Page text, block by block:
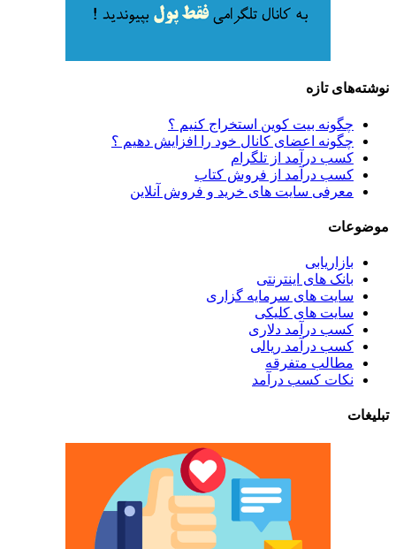
نوشته‌های تازه
چگونه بیت کوین استخراج کنیم ؟
چگونه اعضای کانال خود را افزایش دهیم ؟
کسب درآمد از تلگرام
کسب درآمد از فروش کتاب
معرفی سایت های خرید و فروش آنلاین
موضوعات
بازاریابی
بانک های اینترنتی
سایت های سرمایه گزاری
سایت های کلیکی
کسب درآمد دلاری
کسب درآمد ریالی
مطالب متفرقه
نکات کسب درآمد
تبلیغات